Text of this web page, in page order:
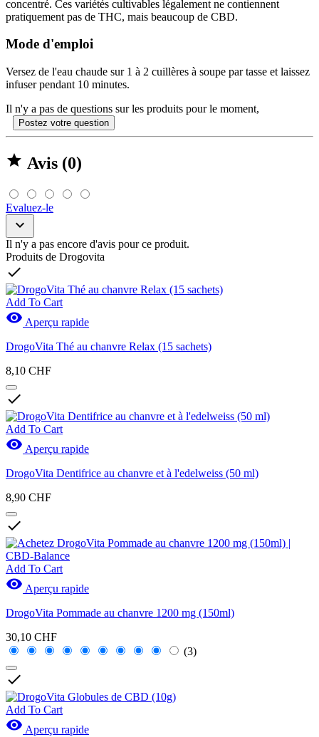
concentré. Ces variétés cultivables légalement ne contiennent
pratiquement pas de THC, mais beaucoup de CBD.
Mode d'emploi
Versez de l'eau chaude sur 1 à 2 cuillères à soupe par tasse et laissez
infuser pendant 10 minutes.
Il n'y a pas de questions sur les produits pour le moment,
Postez votre question
 Avis (0)
Evaluez-le

Il n'y a pas encore d'avis pour ce produit.
Produits de Drogovita

Add To Cart
 Aperçu rapide
DrogoVita Thé au chanvre Relax (15 sachets)
8,10 CHF

Add To Cart
 Aperçu rapide
DrogoVita Dentifrice au chanvre et à l'edelweiss (50 ml)
8,90 CHF

Add To Cart
 Aperçu rapide
DrogoVita Pommade au chanvre 1200 mg (150ml)
30,10 CHF
(3)

Add To Cart
 Aperçu rapide